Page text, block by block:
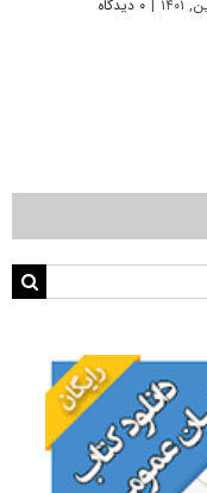
| ۰ دیدگاه